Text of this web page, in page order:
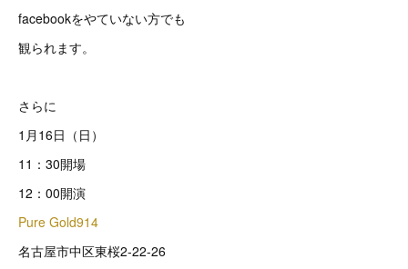
facebookをやていない方でも
観られます。
さらに
1月16日（日）
11：30開場
12：00開演
Pure Gold914
名古屋市中区東桜2-22-26